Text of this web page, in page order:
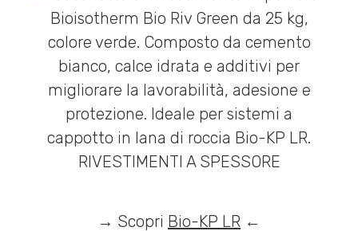
RIVESTIMENTI A SPESSORE
→ Scopri Bio-KP LR ←